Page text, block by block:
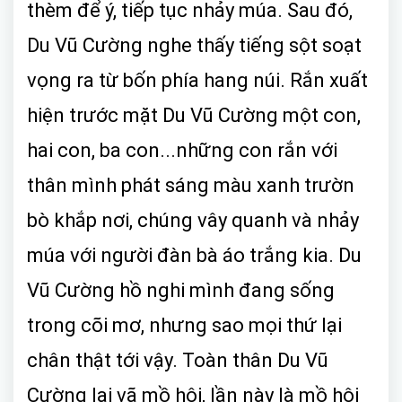
thèm để ý, tiếp tục nhảy múa. Sau đó,
Du Vũ Cường nghe thấy tiếng sột soạt
vọng ra từ bốn phía hang núi. Rắn xuất
hiện trước mặt Du Vũ Cường một con,
hai con, ba con...những con rắn với
thân mình phát sáng màu xanh trườn
bò khắp nơi, chúng vây quanh và nhảy
múa với người đàn bà áo trắng kia. Du
Vũ Cường hồ nghi mình đang sống
trong cõi mơ, nhưng sao mọi thứ lại
chân thật tới vậy. Toàn thân Du Vũ
Cường lại vã mồ hôi, lần này là mồ hội